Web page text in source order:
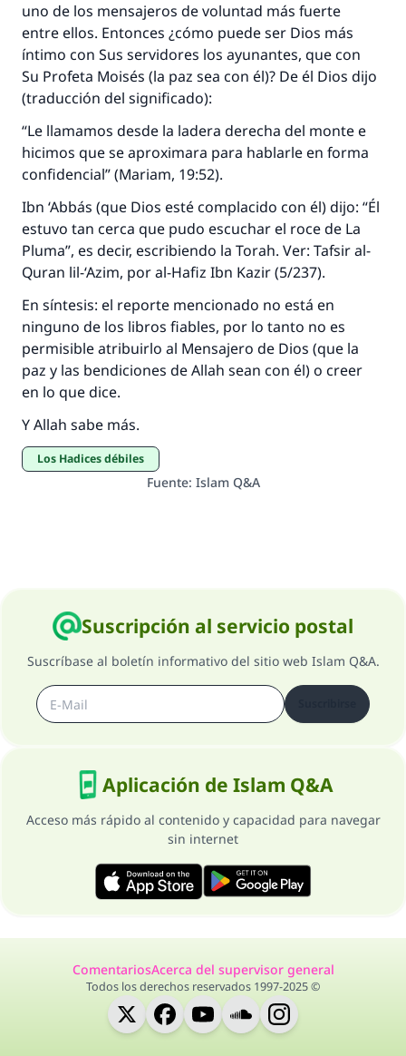
uno de los mensajeros de voluntad más fuerte
entre ellos. Entonces ¿cómo puede ser Dios más
íntimo con Sus servidores los ayunantes, que con
Su Profeta Moisés (la paz sea con él)? De él Dios dijo
(traducción del significado):
“Le llamamos desde la ladera derecha del monte e
hicimos que se aproximara para hablarle en forma
confidencial” (Mariam, 19:52).
Ibn ‘Abbás (que Dios esté complacido con él) dijo: “Él
estuvo tan cerca que pudo escuchar el roce de La
Pluma”, es decir, escribiendo la Torah. Ver: Tafsir al-
Quran lil-‘Azim, por al-Hafiz Ibn Kazir (5/237).
En síntesis: el reporte mencionado no está en
ninguno de los libros fiables, por lo tanto no es
permisible atribuirlo al Mensajero de Dios (que la
paz y las bendiciones de Allah sean con él) o creer
en lo que dice.
Y Allah sabe más.
Los Hadices débiles
Fuente: Islam Q&A
Suscripción al servicio postal
Suscríbase al boletín informativo del sitio web Islam Q&A.
Aplicación de Islam Q&A
Acceso más rápido al contenido y capacidad para navegar
sin internet
ComentariosAcerca del supervisor general
Todos los derechos reservados 1997-2025 ©